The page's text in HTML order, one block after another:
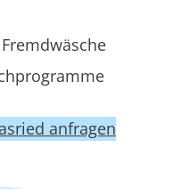
anfragen